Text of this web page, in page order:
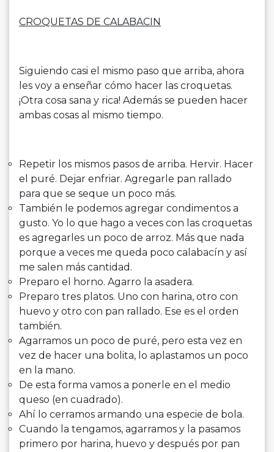
CROQUETAS DE CALABACIN
Siguiendo casi el mismo paso que arriba, ahora
les voy a enseñar cómo hacer las croquetas.
¡Otra cosa sana y rica! Además se pueden hacer
ambas cosas al mismo tiempo.
Repetir los mismos pasos de arriba. Hervir. Hacer
el puré. Dejar enfriar. Agregarle pan rallado
para que se seque un poco más.
También le podemos agregar condimentos a
gusto. Yo lo que hago a veces con las croquetas
es agregarles un poco de arroz. Más que nada
porque a veces me queda poco calabacín y así
me salen más cantidad.
Preparo el horno. Agarro la asadera.
Preparo tres platos. Uno con harina, otro con
huevo y otro con pan rallado. Ese es el orden
también.
Agarramos un poco de puré, pero esta vez en
vez de hacer una bolita, lo aplastamos un poco
en la mano.
De esta forma vamos a ponerle en el medio
queso (en cuadrado).
Ahí lo cerramos armando una especie de bola.
Cuando la tengamos, agarramos y la pasamos
primero por harina, huevo y después por pan